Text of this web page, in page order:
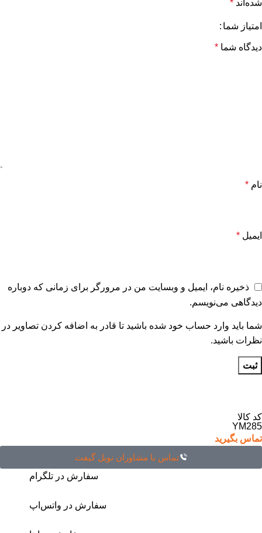
شده‌اند *
امتیاز شما
دیدگاه شما *
نام *
ایمیل *
ذخیره نام، ایمیل و وبسایت من در مرورگر برای زمانی که دوباره
دیدگاهی می‌نویسم.
شما باید وارد حساب خود شده باشید تا قادر به اضافه کردن تصاویر در
نظرات باشید.
کد کالا
YM285
تماس بگیرید
تماس با مشاوران نوبل گیفت
سفارش در تلگرام
سفارش در واتس‌اپ